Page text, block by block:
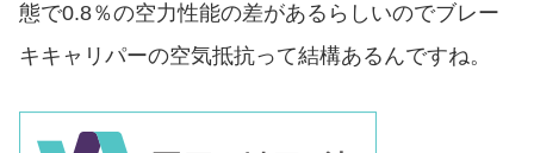
態で0.8％の空力性能の差があるらしいのでブレー
キキャリパーの空気抵抗って結構あるんですね。